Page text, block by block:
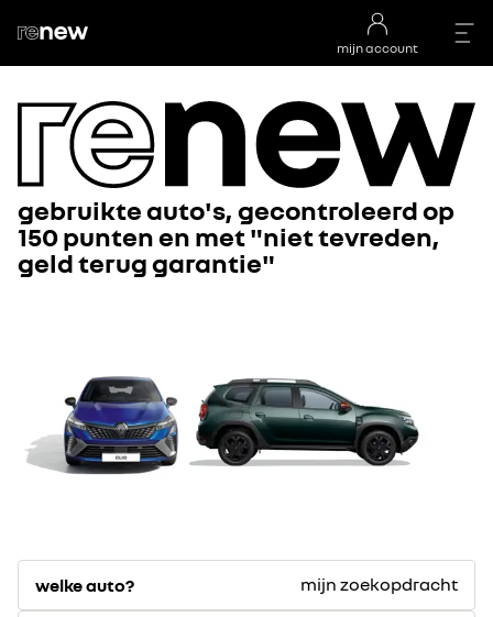
mijn account
gebruikte auto's, gecontroleerd op
150 punten en met "niet tevreden,
geld terug garantie"
welke auto? mijn zoekopdracht